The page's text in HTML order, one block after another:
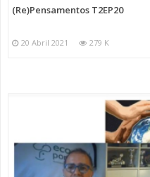
(Re)Pensamentos T2EP20
20 Abril 2021 279 K